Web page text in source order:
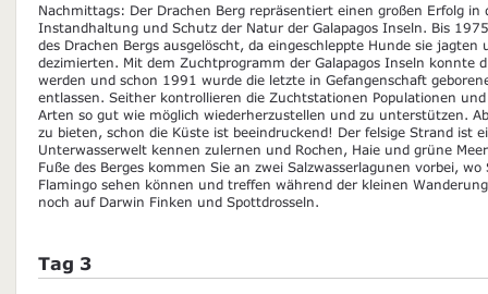
Nachmittags: Der Drachen Berg repräsentiert einen großen Erfolg in
Instandhaltung und Schutz der Natur der Galapagos Inseln. Bis
des Drachen Bergs ausgelöscht, da eingeschleppte Hunde sie jagten
dezimierten. Mit dem Zuchtprogramm der Galapagos Inseln konnte
werden und schon 1991 wurde die letzte in Gefangenschaft
entlassen. Seither kontrollieren die Zuchtstationen Populationen
Arten so gut wie möglich wiederherzustellen und zu unterstützen.
zu bieten, schon die Küste ist beeindruckend! Der felsige Strand ist
Unterwasserwelt kennen zulernen und Rochen, Haie und grüne
Fuße des Berges kommen Sie an zwei Salzwasserlagunen vorbei,
Flamingo sehen können und treffen während der kleinen
noch auf Darwin Finken und Spottdrosseln.
Tag 3